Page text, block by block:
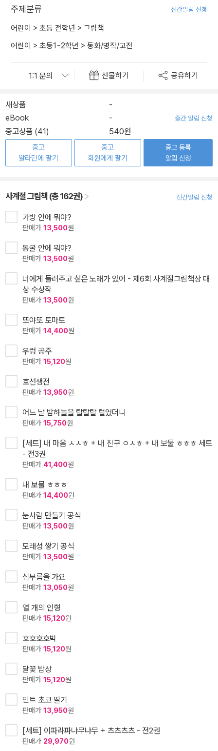
주제분류 신간알림 신청
어린이 > 초등 전학년 > 그림책
어린이 > 초등1~2학년 > 동화/명작/고전
선물하기 공유하기
새상품
-
eBook
- 출간 알림 신청
중고상품 (41) 540원
중고
알라딘에 팔기
중고
회원에게 팔기
중고 등록
알림 신청
사계절 그림책 (총 162권) 신간알림 신청
가방 안에 뭐야?
판매가 13,500원
동굴 안에 뭐야?
판매가 13,500원
너에게 들려주고 싶은 노래가 있어 - 제6회 사계절그림책상 대
상 수상작
판매가 13,500원
또야또 토마토
판매가 14,400원
우렁 공주
판매가 15,120원
호선생전
판매가 13,950원
어느 날 밤하늘을 탈탈탈 털었더니
판매가 15,750원
[세트] 내 마음 ㅅㅅㅎ + 내 친구 ㅇㅅㅎ + 내 보물 ㅎㅎㅎ 세트
- 전3권
판매가 41,400원
내 보물 ㅎㅎㅎ
판매가 14,400원
눈사람 만들기 공식
판매가 13,500원
모래성 쌓기 공식
판매가 13,500원
심부름을 가요
판매가 13,050원
열 개의 인형
판매가 15,120원
호호호호박
판매가 15,120원
달꽃 밥상
판매가 15,120원
민트 초코 딸기
판매가 13,950원
[세트] 이파라파냐무냐무 + 츠츠츠츠 - 전2권
판매가 29,970원